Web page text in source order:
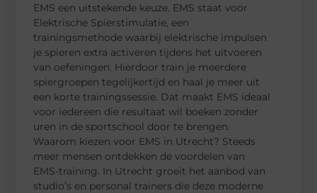
EMS een uitstekende keuze. EMS staat voor
Elektrische Spierstimulatie, een
trainingsmethode waarbij elektrische impulsen
je spieren extra activeren tijdens het uitvoeren
van oefeningen. Hierdoor train je meerdere
spiergroepen tegelijkertijd en haal je meer uit
een korte trainingssessie. Dat maakt EMS ideaal
voor iedereen die resultaat wil boeken zonder
uren in de sportschool door te brengen.
Waarom kiezen voor EMS in Utrecht? Steeds
meer mensen ontdekken de voordelen van
EMS-training. In Utrecht groeit het aanbod van
studio’s en personal trainers die deze moderne